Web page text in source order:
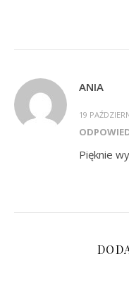
ANIA
19
Pięknie